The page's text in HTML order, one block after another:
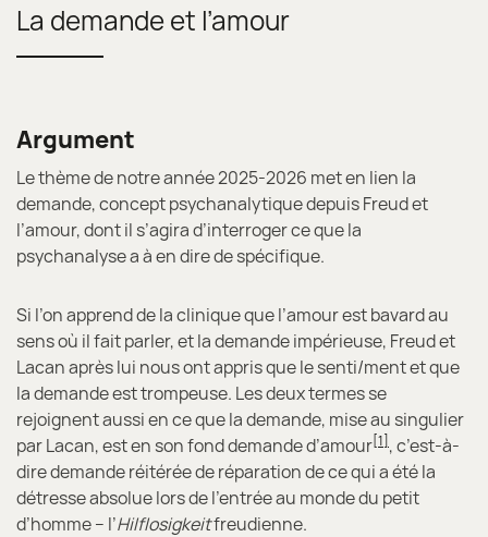
La demande et l’amour
Argument
Le thème de notre année 2025-2026 met en lien la
demande, concept psychanalytique depuis Freud et
l’amour, dont il s’agira d’interroger ce que la
psychanalyse a à en dire de spécifique.
Si l’on apprend de la clinique que l’amour est bavard au
sens où il fait parler, et la demande impérieuse, Freud et
Lacan après lui nous ont appris que le senti/ment et que
la demande est trompeuse. Les deux termes se
rejoignent aussi en ce que la demande, mise au singulier
par Lacan, est en son fond demande d’amour[1], c’est-à-
dire demande réitérée de réparation de ce qui a été la
détresse absolue lors de l’entrée au monde du petit
d’homme – l’Hilflosigkeitfreudienne.